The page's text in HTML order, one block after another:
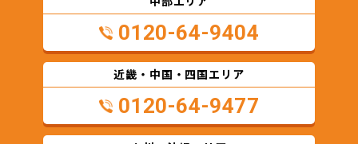
0120-64-9404
近畿・中国・四国エリア
0120-64-9477